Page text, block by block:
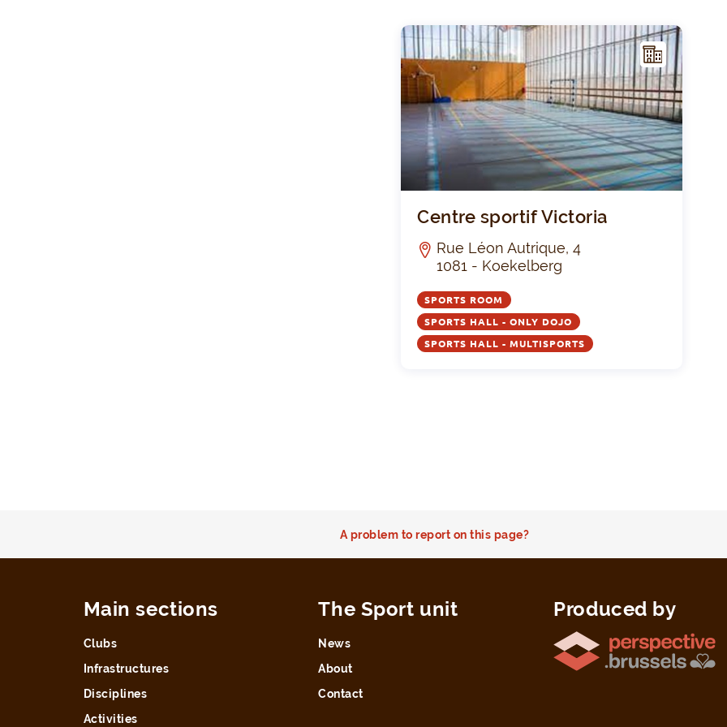
F
ACIL
ITY
Centre sportif Victoria
Rue Léon Autrique, 4
1081 - Koekelberg
SPORTS ROOM
SPORTS HALL - ONLY DOJO
SPORTS HALL - MULTISPORTS
A problem to report on this page?
Main sections
Clubs
Infrastructures
Disciplines
Activities
The Sport unit
News
About
Contact
Produced by